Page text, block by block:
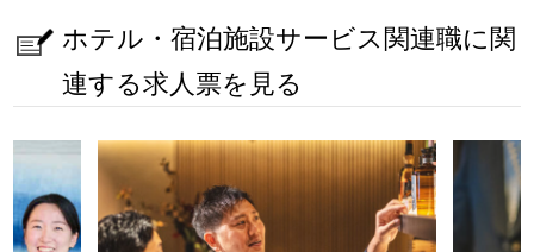
ホテル・宿泊施設サービス関連職に関
連する求人票を見る